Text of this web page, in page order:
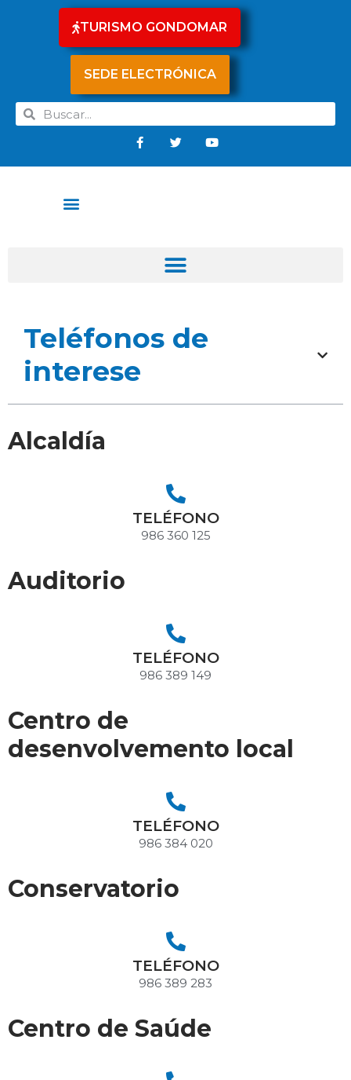
TURISMO GONDOMAR
SEDE ELECTRÓNICA
Teléfonos de
interese
Alcaldía
TELÉFONO
986 360 125
Auditorio
TELÉFONO
986 389 149
Centro de
desenvolvemento local
TELÉFONO
986 384 020
Conservatorio
TELÉFONO
986 389 283
Centro de Saúde